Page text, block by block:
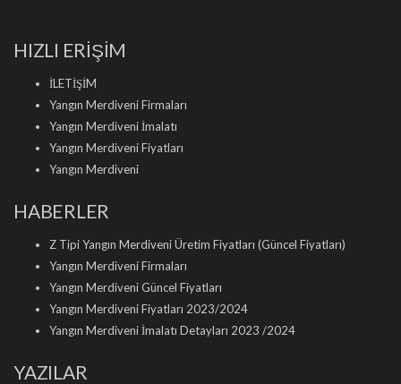
HIZLI ERİŞİM
İLETİŞİM
Yangın Merdiveni Firmaları
Yangın Merdiveni İmalatı
Yangın Merdiveni Fiyatları
Yangın Merdiveni
HABERLER
Z Tipi Yangın Merdiveni Üretim Fiyatları (Güncel Fiyatları)
Yangın Merdiveni Firmaları
Yangın Merdiveni Güncel Fiyatları
Yangın Merdiveni Fiyatları 2023/2024
Yangın Merdiveni İmalatı Detayları 2023 /2024
YAZILAR